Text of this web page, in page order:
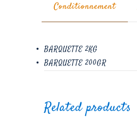
Conditionnement
BARQUETTE 2KG
BARQUETTE 200GR
Related products